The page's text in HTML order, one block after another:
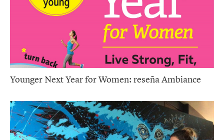
Younger Next Year for Women: reseña Ambiance